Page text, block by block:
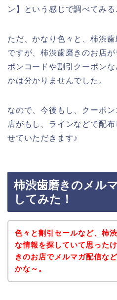
ン】という感じで調べてみる
ただ、かなり色々と、柿渋
ですが、柿渋歯磨きのお店
ポンコードや割引クーポン
かは分かりませんでした。
なので、今後もし、クーポ
店がもし、ラインなどで配
せていただきます♪
柿渋歯磨きのメル
してみた！
色々と割引セールなど、柿
な情報を探していて思った
きのお店でメルマガ配信な
かな～。